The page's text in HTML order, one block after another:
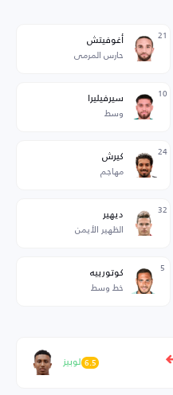
21 أغوفيتش
حارس المرمى
10 سيرفيليرا
وسط
24 كيرش
مهاجم
32 ديهير
الظهير الأيمن
5 كوتورييه
خط وسط
لوبيز 6.5